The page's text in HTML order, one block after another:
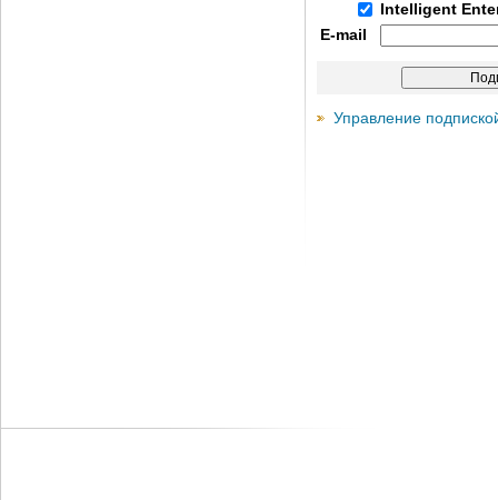
Intelligent
E-mail
Управление